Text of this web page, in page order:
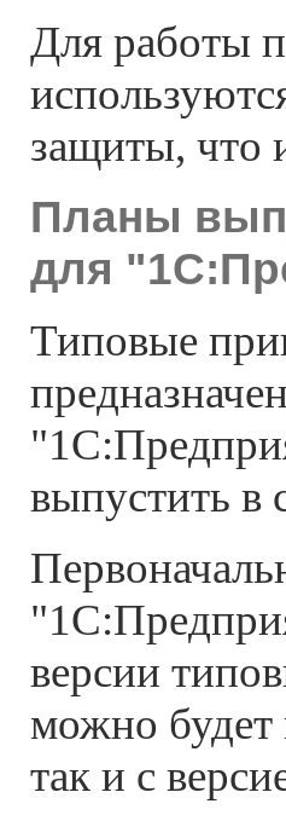
Для работы
защиты, что
Планы
для
Типовые
выпустить в
версии
можно будет
так и с